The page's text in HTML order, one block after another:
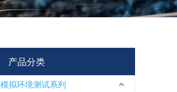
产品分类
模拟环境测试系列